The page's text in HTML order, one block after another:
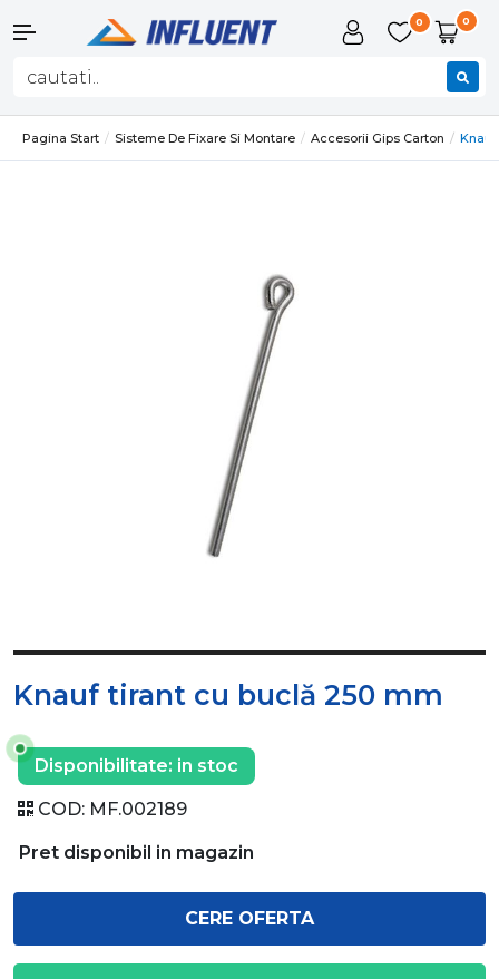
0 0
Pagina Start Sisteme De Fixare Si Montare Accesorii Gips Carton Knauf
Knauf tirant cu buclă 250 mm
Disponibilitate: in stoc
COD: MF.002189
Pret disponibil in magazin
CERE OFERTA